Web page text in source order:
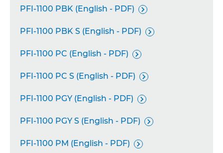
PFI-1100 PBK (English - PDF) 
PFI-1100 PBK S (English - PDF) 
PFI-1100 PC (English - PDF) 
PFI-1100 PC S (English - PDF) 
PFI-1100 PGY (English - PDF) 
PFI-1100 PGY S (English - PDF) 
PFI-1100 PM (English - PDF) 